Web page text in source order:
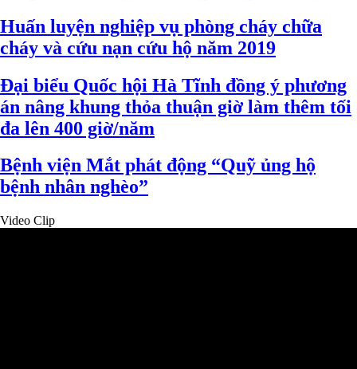
Huấn luyện nghiệp vụ phòng cháy chữa
cháy và cứu nạn cứu hộ năm 2019
Đại biểu Quốc hội Hà Tĩnh đồng ý phương
án nâng khung thỏa thuận giờ làm thêm tối
đa lên 400 giờ/năm
Bệnh viện Mắt phát động “Quỹ ủng hộ
bệnh nhân nghèo”
Video Clip